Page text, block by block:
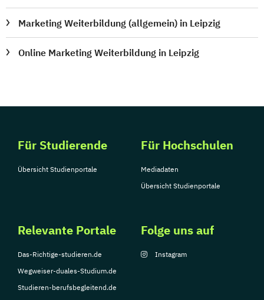
Marketing Weiterbildung (allgemein) in Leipzig
Online Marketing Weiterbildung in Leipzig
Für Studierende
Übersicht Studienportale
Für Hochschulen
Mediadaten
Übersicht Studienportale
Relevante Portale
Das-Richtige-studieren.de
Wegweiser-duales-Studium.de
Studieren-berufsbegleitend.de
Folge uns auf
Instagram